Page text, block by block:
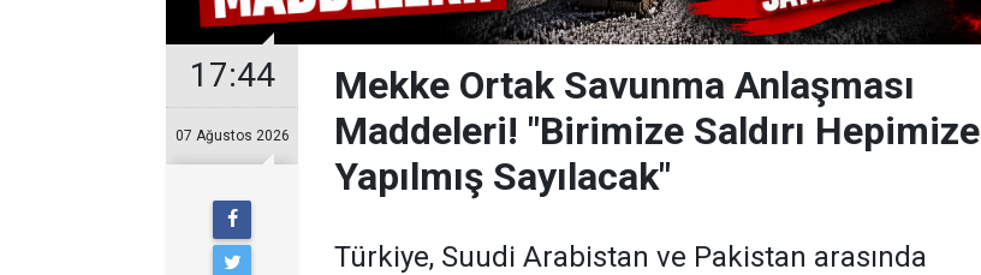
17:44
07 Ağustos 2026
Mekke Ortak Savunma Anlaşması
Maddeleri! "Birimize Saldırı Hepimize
Yapılmış Sayılacak"
Türkiye, Suudi Arabistan ve Pakistan arasında